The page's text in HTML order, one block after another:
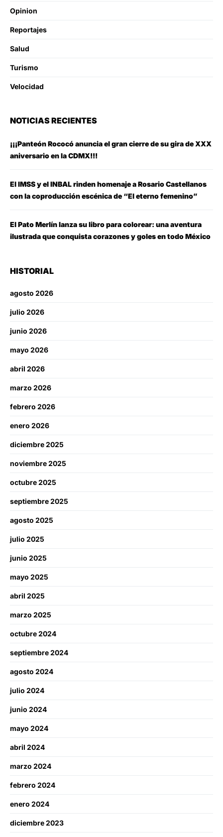
Opinion
Reportajes
Salud
Turismo
Velocidad
NOTICIAS RECIENTES
¡¡¡Panteón Rococó anuncia el gran cierre de su gira de XXX
aniversario en la CDMX!!!
El IMSS y el INBAL rinden homenaje a Rosario Castellanos
con la coproducción escénica de “El eterno femenino”
El Pato Merlín lanza su libro para colorear: una aventura
ilustrada que conquista corazones y goles en todo México
HISTORIAL
agosto 2026
julio 2026
junio 2026
mayo 2026
abril 2026
marzo 2026
febrero 2026
enero 2026
diciembre 2025
noviembre 2025
octubre 2025
septiembre 2025
agosto 2025
julio 2025
junio 2025
mayo 2025
abril 2025
marzo 2025
octubre 2024
septiembre 2024
agosto 2024
julio 2024
junio 2024
mayo 2024
abril 2024
marzo 2024
febrero 2024
enero 2024
diciembre 2023